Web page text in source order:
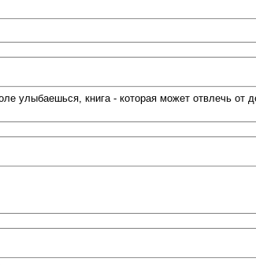
улыбаешься, книга - которая может отвлечь